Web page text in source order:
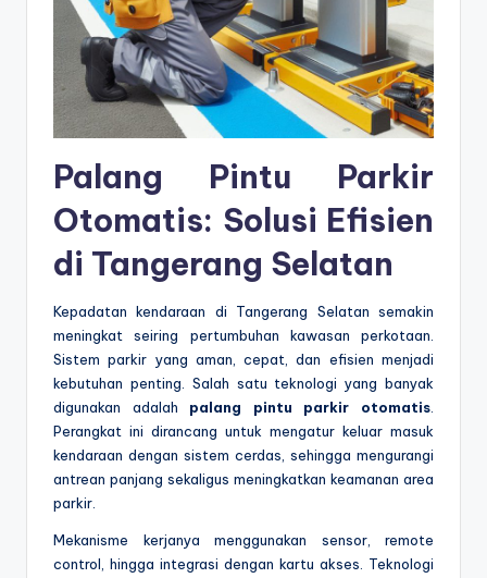
Palang Pintu Parkir
Otomatis: Solusi Efisien
di Tangerang Selatan
Kepadatan kendaraan di Tangerang Selatan semakin
meningkat seiring pertumbuhan kawasan perkotaan.
Sistem parkir yang aman, cepat, dan efisien menjadi
kebutuhan penting. Salah satu teknologi yang banyak
digunakan adalah palang pintu parkir otomatis
Perangkat ini dirancang untuk mengatur keluar masuk
kendaraan dengan sistem cerdas, sehingga mengurangi
antrean panjang sekaligus meningkatkan keamanan area
parkir.
Mekanisme kerjanya menggunakan sensor, remote
control, hingga integrasi dengan kartu akses. Teknologi